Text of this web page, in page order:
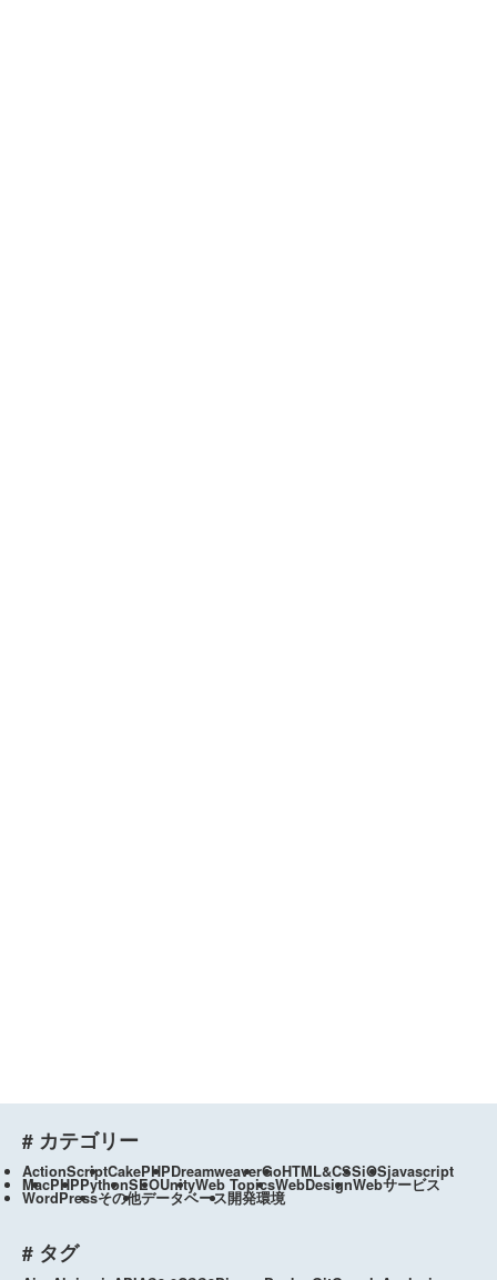
# カテゴリー
ActionScriptCakePHPDreamweaverGoHTML&CSSiOSjavascript
MacPHPPythonSEOUnityWeb TopicsWebDesignWebサービス
WordPressその他データベース開発環境
# タグ